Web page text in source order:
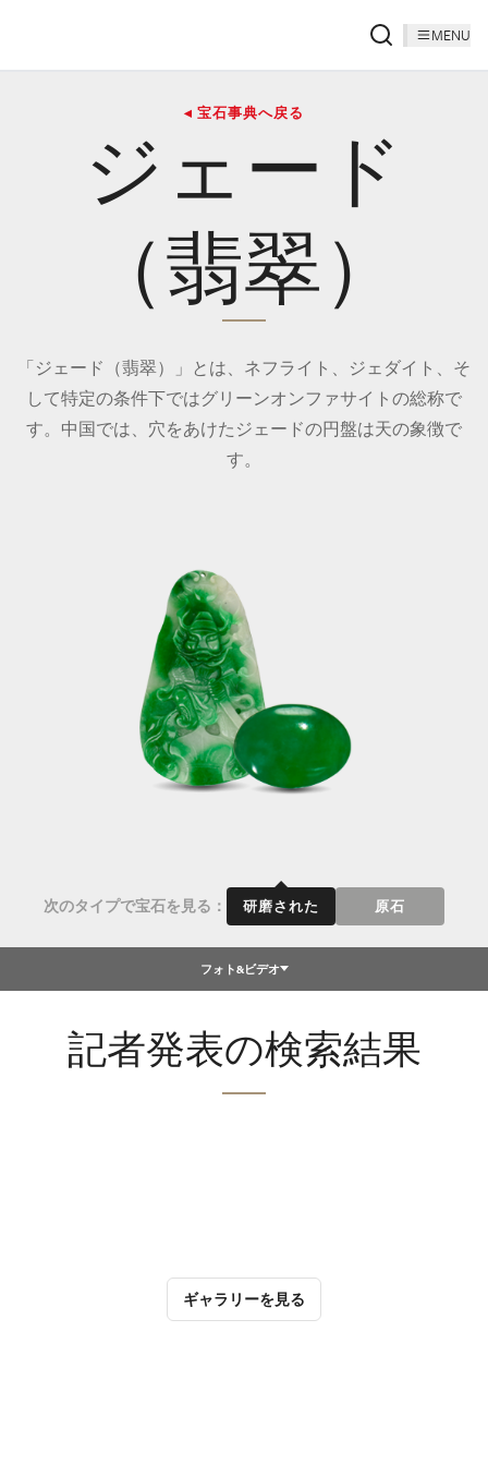
MENU
◂ 宝石事典へ戻る
ジェード
（翡翠）
「ジェード（翡翠）」とは、ネフライト、ジェダイト、そ
して特定の条件下ではグリーンオンファサイトの総称で
す。中国では、穴をあけたジェードの円盤は天の象徴で
す。
次のタイプで宝石を見る： 研磨された 原石
フォト&ビデオ
記者発表の検索結果
ギャラリーを見る